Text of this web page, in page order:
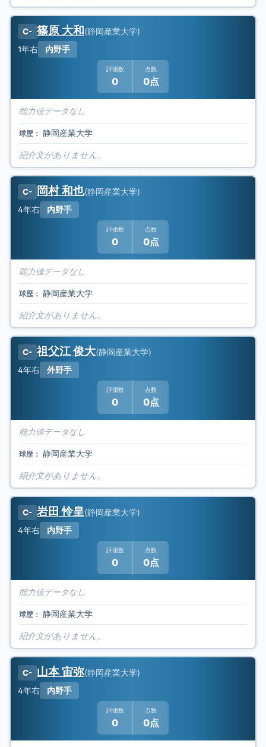
C- 篠原 大和(静岡産業大学)
1年右 内野手
評価数
0
点数
0点
能力値データなし
球歴： 静岡産業大学
紹介文がありません。
C- 岡村 和也(静岡産業大学)
4年右 内野手
評価数
0
点数
0点
能力値データなし
球歴： 静岡産業大学
紹介文がありません。
C- 祖父江 俊大(静岡産業大学)
4年右 外野手
評価数
0
点数
0点
能力値データなし
球歴： 静岡産業大学
紹介文がありません。
C- 岩田 怜皇(静岡産業大学)
4年右 内野手
評価数
0
点数
0点
能力値データなし
球歴： 静岡産業大学
紹介文がありません。
C- 山本 宙弥(静岡産業大学)
4年右 内野手
評価数
0
点数
0点